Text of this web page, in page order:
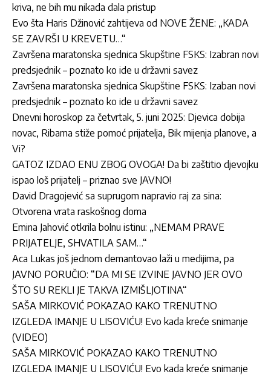
kriva, ne bih mu nikada dala pristup
Evo šta Haris Džinović zahtijeva od NOVE ŽENE: „KADA
SE ZAVRŠI U KREVETU…“
Završena maratonska sjednica Skupštine FSKS: Izabran novi
predsjednik – poznato ko ide u državni savez
Završena maratonska sjednica Skupštine FSKS: Izaban novi
predsjednik – poznato ko ide u državni savez
Dnevni horoskop za četvrtak, 5. juni 2025: Djevica dobija
novac, Ribama stiže pomoć prijatelja, Bik mijenja planove, a
Vi?
GATOZ IZDAO ENU ZBOG OVOGA! Da bi zaštitio djevojku
ispao loš prijatelj – priznao sve JAVNO!
David Dragojević sa suprugom napravio raj za sina:
Otvorena vrata raskošnog doma
Emina Jahović otkrila bolnu istinu: „NEMAM PRAVE
PRIJATELJE, SHVATILA SAM…“
Aca Lukas još jednom demantovao laži u medijima, pa
JAVNO PORUČIO: “DA MI SE IZVINE JAVNO JER OVO
ŠTO SU REKLI JE TAKVA IZMIŠLJOTINA“
SAŠA MIRKOVIĆ POKAZAO KAKO TRENUTNO
IZGLEDA IMANJE U LISOVIĆU! Evo kada kreće snimanje
(VIDEO)
SAŠA MIRKOVIĆ POKAZAO KAKO TRENUTNO
IZGLEDA IMANJE U LISOVIĆU! Evo kada kreće snimanje